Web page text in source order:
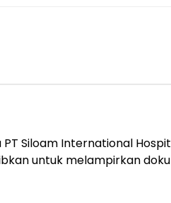
Siloam International
untuk melampirkan